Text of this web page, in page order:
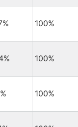
100%
100%
100%